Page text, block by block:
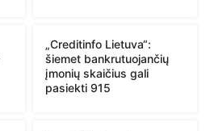
„Creditinfo Lietuva“:
šiemet bankrutuojančių
įmonių skaičius gali
pasiekti 915